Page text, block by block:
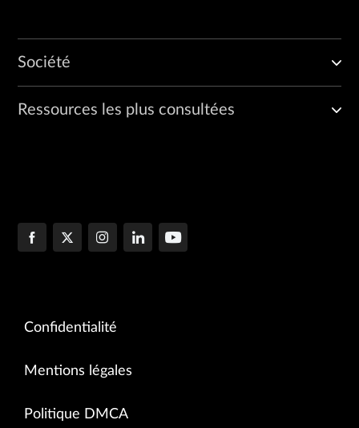
Société
Ressources les plus consultées
Confidentialité
Mentions légales
Politique DMCA